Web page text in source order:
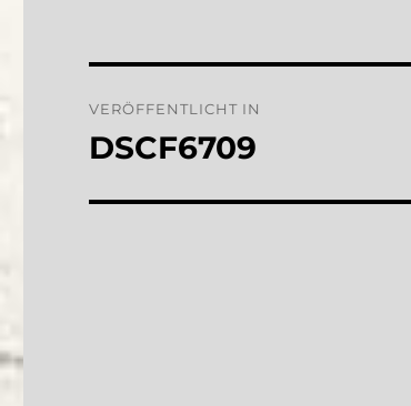
VERÖFFENTLICHT IN
DSCF6709